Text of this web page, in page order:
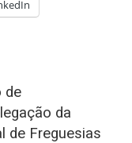
de
da
de Freguesias